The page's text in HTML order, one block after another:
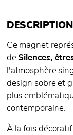
DESCRIPTION
Ce magnet
de Silences,
l'atmosphère
design sobre et
plus
contemporaine.
À la fois